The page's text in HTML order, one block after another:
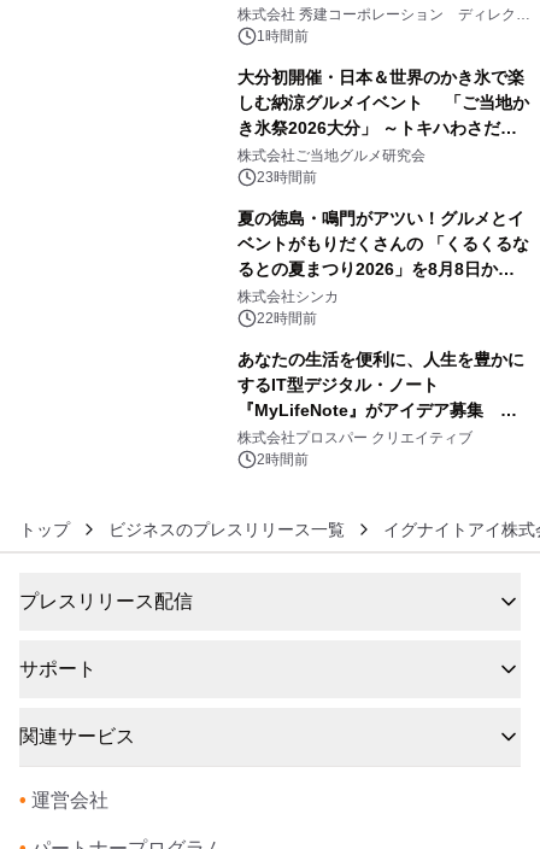
大興奮が今甦る
株式会社 秀建コーポレーション ディレクト
アートギャラリー
1時間前
大分初開催・日本＆世界のかき氷で楽
しむ納涼グルメイベント 「ご当地か
き氷祭2026大分」 ～トキハわさだタ
ウンで8月21日～31日まで11日間限定
開催～
株式会社ご当地グルメ研究会
23時間前
夏の徳島・鳴門がアツい！グルメとイ
ベントがもりだくさんの 「くるくるな
るとの夏まつり2026」を8月8日から9
日間開催 ～夏限定メニューや大抽選
会、大学芋スティックの振る舞いも～
株式会社シンカ
22時間前
あなたの生活を便利に、人生を豊かに
するIT型デジタル・ノート
『MyLifeNote』がアイデア募集 優
秀賞100名に1年間無償試用
株式会社プロスパー クリエイティブ
2時間前
トップ ビジネスのプレスリリース一覧 イグナイトアイ株式
プレスリリース配信
サポート
関連サービス
• 運営会社